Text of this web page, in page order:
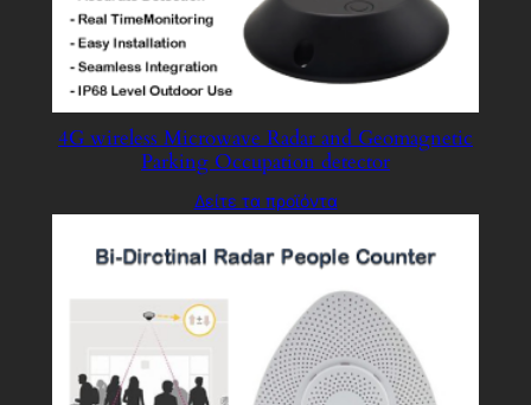
4G wireless Microwave Radar and Geomagnetic
Parking Occupation detector
Δείτε τα προϊόντα